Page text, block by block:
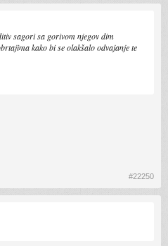
sagori sa gorivom njegov dim
kako bi se olakšalo odvajanje te
#22250